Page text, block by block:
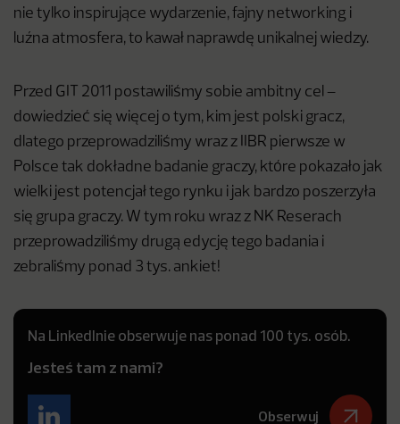
nie tylko inspirujące wydarzenie, fajny networking i
luźna atmosfera, to kawał naprawdę unikalnej wiedzy.
Przed GIT 2011 postawiliśmy sobie ambitny cel –
dowiedzieć się więcej o tym, kim jest polski gracz,
dlatego przeprowadziliśmy wraz z IIBR pierwsze w
Polsce tak dokładne badanie graczy, które pokazało jak
wielki jest potencjał tego rynku i jak bardzo poszerzyła
się grupa graczy. W tym roku wraz z NK Reserach
przeprowadziliśmy drugą edycję tego badania i
zebraliśmy ponad 3 tys. ankiet!
Na LinkedInie obserwuje nas ponad 100 tys. osób.
Jesteś tam z nami?
Obserwuj